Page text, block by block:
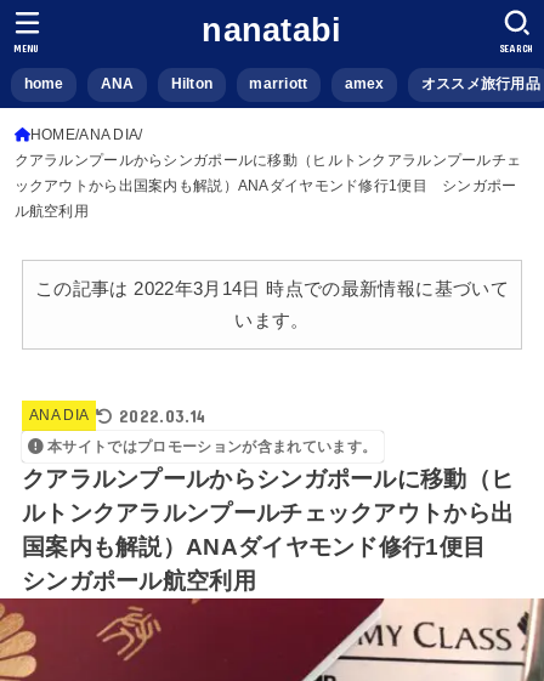
nanatabi
home ANA Hilton marriott amex オススメ旅行用品
SEARCH
MENU
HOME ANA DIA
クアラルンプールからシンガポールに移動（ヒルトンクアラルンプールチェ
ックアウトから出国案内も解説）ANAダイヤモンド修行1便目 シンガポー
ル航空利用
この記事は 2022年3月14日 時点での最新情報に基づいて
います。
ANA DIA 2022.03.14
本サイトではプロモーションが含まれています。
クアラルンプールからシンガポールに移動（ヒ
ルトンクアラルンプールチェックアウトから出
国案内も解説）ANAダイヤモンド修行1便目
シンガポール航空利用